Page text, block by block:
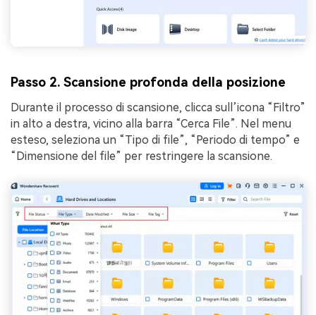
Passo 2. Scansione profonda della posizione
Durante il processo di scansione, clicca sull’icona “Filtro”
in alto a destra, vicino alla barra “Cerca File”. Nel menu
esteso, seleziona un “Tipo di file”, “Periodo di tempo” e
“Dimensione del file” per restringere la scansione.